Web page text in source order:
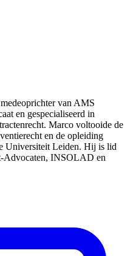
van AMS
en gespecialiseerd in
Marco voltooide de
en de opleiding
Universiteit Leiden. Hij is lid
Advocaten, INSOLAD en